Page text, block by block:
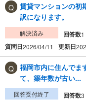
賃貸マンションの初
訳になります。
解決済み 回答数1
質問日2026/04/11 更新日
福岡市内に住んでま
て、築年数が古い...
回答受付終了 回答数3